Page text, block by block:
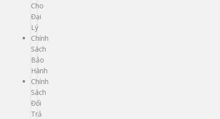
Cho
Đại
Lý
Chính
Sách
Bảo
Hành
Chính
Sách
Đổi
Trả